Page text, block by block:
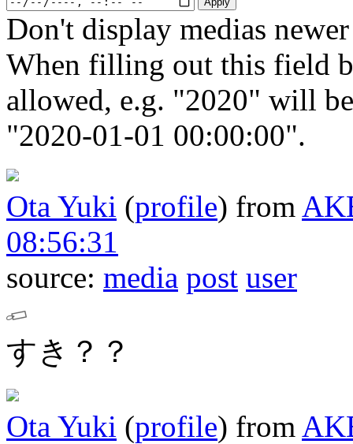
Don't display medias
When filling out this field
allowed, e.g. "2020" will
"2020-01-01 00:00:00".
Ota Yuki (profile) from
08:56:31
source: media post user
すき？？
Ota Yuki (profile) from